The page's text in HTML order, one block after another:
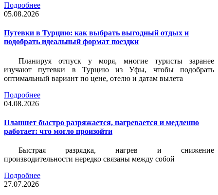
Подробнее
05.08.2026
Путевки в Турцию: как выбрать выгодный отдых и
подобрать идеальный формат поездки
Планируя отпуск у моря, многие туристы заранее
изучают путевки в Турцию из Уфы, чтобы подобрать
оптимальный вариант по цене, отелю и датам вылета
Подробнее
04.08.2026
Планшет быстро разряжается, нагревается и медленно
работает: что могло произойти
Быстрая разрядка, нагрев и снижение
производительности нередко связаны между собой
Подробнее
27.07.2026